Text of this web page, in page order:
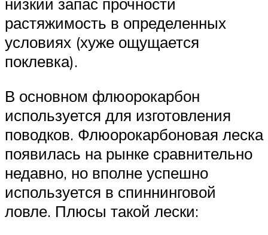
низкий запас прочности
растяжимость в определенных
условиях (хуже ощущается
поклевка).
В основном флюорокарбон
используется для изготовления
поводков. Флюорокарбоновая леска
появилась на рынке сравнительно
недавно, но вполне успешно
используется в спиннинговой
ловле. Плюсы такой лески: